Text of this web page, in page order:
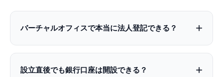
バーチャルオフィスで本当に法人登記できる？ +
設立直後でも銀行口座は開設できる？ +